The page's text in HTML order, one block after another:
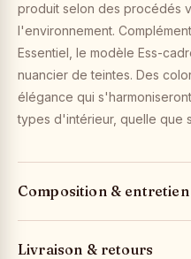
produit selon des procédés
l'environnement.
Essentiel, le modèle Ess-
nuancier de teintes. Des
élégance qui
types d'intérieur, quelle que
Composition & entretien
Livraison & retours